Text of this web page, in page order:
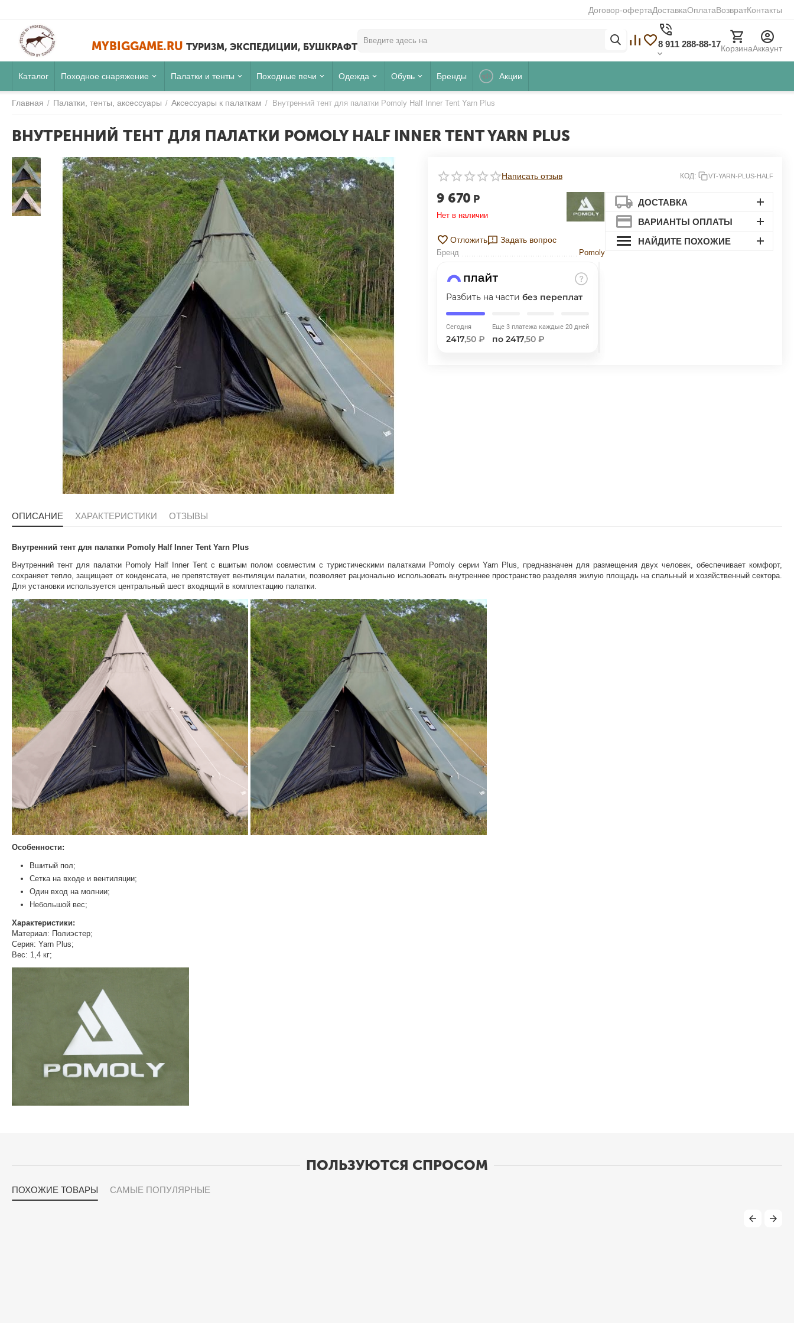
Договор-офертаДоставкаОплатаВозвратКонтакты
MYBIGGAME.RU ТУРИЗМ, ЭКСПЕДИЦИИ, БУШКРАФТ 8 911 288-88-17КорзинаАккаунт
Каталог Походное снаряжение Палатки и тенты Походные печи Одежда Обувь Бренды Акции
Главная / Палатки, тенты, аксессуары / Аксессуары к палаткам / Внутренний тент для палатки Pomoly Half Inner Tent Yarn Plus
ВНУТРЕННИЙ ТЕНТ ДЛЯ ПАЛАТКИ POMOLY HALF INNER TENT YARN PLUS
Написать отзыв КОД: VT-YARN-PLUS-HALF
9 670 Р
Нет в наличии
Отложить Задать вопрос
Бренд Pomoly
ДОСТАВКА
ВАРИАНТЫ ОПЛАТЫ
НАЙДИТЕ ПОХОЖИЕ
Разбить на части без переплат
Сегодня
2417,50 ₽
Еще 3 платежа каждые 20 дней
по 2417,50 ₽
Для клиентов всех банков
РАЗБЕЙТЕОПЛАТУ
НА ЧАСТИБЕЗ ПЕРЕПЛАТ
ГРАФИК ПЛАТЕЖЕЙ
Сегодня
25%
Добавляйте товарыв корзину
Оплачивайте сегодня только
25% картой любого банка
с вашей картыпо25%каждые 2 недели
Подробнееоб оплате Плайтом
25
раз в 2
недели
Остались вопросы?
8 800 302-02-51
plait.ru
ОПИСАНИЕ ХАРАКТЕРИСТИКИ ОТЗЫВЫ
Внутренний тент для палатки Pomoly Half Inner Tent Yarn Plus
Внутренний тент для палатки Pomoly Half Inner Tent с вшитым полом совместим с туристическими палатками Pomoly серии Yarn Plus, предназначен для размещения двух человек, обеспечивает комфорт,
сохраняет тепло, защищает от конденсата, не препятствует вентиляции палатки, позволяет рационально использовать внутреннее пространство разделяя жилую площадь на спальный и хозяйственный сектора.
Для установки используется центральный шест входящий в комплектацию палатки.
Особенности:
Вшитый пол;
Cетка на входе и вентиляции;
Один вход на молнии;
Небольшой вес;
Характеристики:
Материал: Полиэстер;
Серия: Yarn Plus;
Вес: 1,4 кг;
ПОЛЬЗУЮТСЯ СПРОСОМ
ПОХОЖИЕ ТОВАРЫ САМЫЕ ПОПУЛЯРНЫЕ